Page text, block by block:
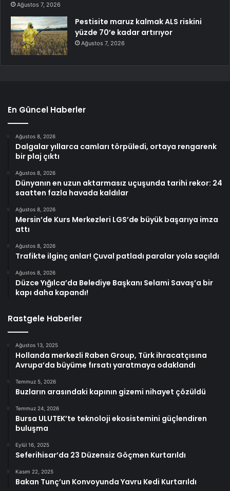
Ağustos 7, 2026
Pestisite maruz kalmak ALS riskini
yüzde 70’e kadar artırıyor
Ağustos 7, 2026
En Güncel Haberler
Ağustos 8, 2026
Dalgalar yıllarca camları törpüledi, ortaya rengarenk
bir plaj çıktı
Ağustos 8, 2026
Dünyanın en uzun aktarmasız uçuşunda tarihi rekor: 24
saatten fazla havada kaldılar
Ağustos 8, 2026
Mersin’de Kurs Merkezleri LGS’de büyük başarıya imza
attı
Ağustos 8, 2026
Trafikte ilginç anlar! Çuval patladı paralar yola saçıldı
Ağustos 8, 2026
Düzce Yığılca’da Belediye Başkanı Selami Savaş’a bir
kapı daha kapandı!
Rastgele Haberler
Ağustos 13, 2025
Hollanda merkezli Raben Group, Türk ihracatçısına
Avrupa’da büyüme fırsatı yaratmaya odaklandı
Temmuz 5, 2026
Buzların arasındaki kapının gizemi nihayet çözüldü
Temmuz 24, 2026
Bursa ULUTEK’te teknoloji ekosistemini güçlendiren
buluşma
Eylül 16, 2025
Seferihisar’da 23 Düzensiz Göçmen Kurtarıldı
Kasım 22, 2025
Bakan Tunç’un Konvoyunda Yavru Kedi Kurtarıldı